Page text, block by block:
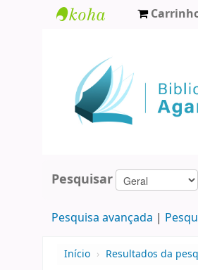
Agamenon
Magalhães
Pesquisar
Pesquisa avançada
Início › Resultados da